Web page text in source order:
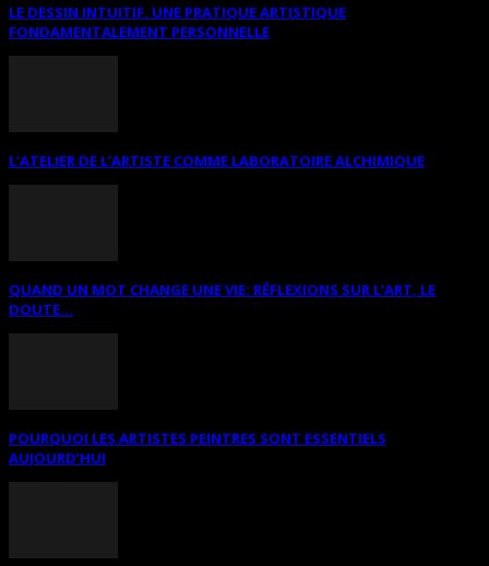
LE DESSIN INTUITIF. UNE PRATIQUE ARTISTIQUE
FONDAMENTALEMENT PERSONNELLE
L’ATELIER DE L’ARTISTE COMME LABORATOIRE ALCHIMIQUE
QUAND UN MOT CHANGE UNE VIE: RÉFLEXIONS SUR L’ART, LE
DOUTE...
POURQUOI LES ARTISTES PEINTRES SONT ESSENTIELS
AUJOURD’HUI